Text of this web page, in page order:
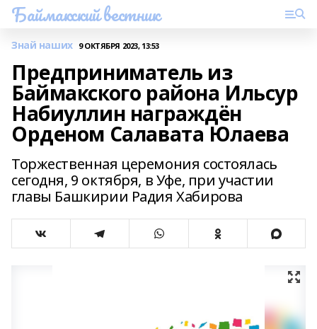
Баймакский вестник
Знай наших 9 ОКТЯБРЯ 2023, 13:53
Предприниматель из
Баймакского района Ильсур
Набиуллин награждён
Орденом Салавата Юлаева
Торжественная церемония состоялась
сегодня, 9 октября, в Уфе, при участии
главы Башкирии Радия Хабирова